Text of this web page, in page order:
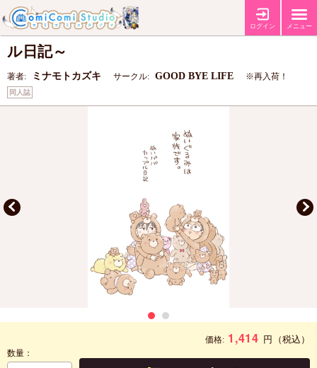
ログイン メニュー
ぬいぐるみは家族です。～ぬいパパカップ
ル日記～
著者: ミナモトカズキ サークル: GOOD BYE LIFE ※再入荷！
同人誌
価格: 1,414 円 （税込）
数量：